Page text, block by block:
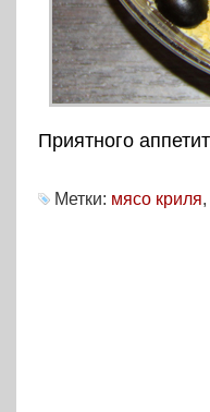
Приятного
Метки: мясо криля,